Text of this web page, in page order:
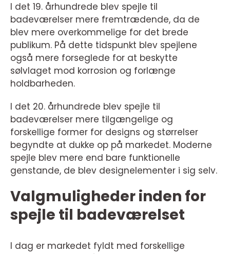
I det 19. århundrede blev spejle til
badeværelser mere fremtrædende, da de
blev mere overkommelige for det brede
publikum. På dette tidspunkt blev spejlene
også mere forseglede for at beskytte
sølvlaget mod korrosion og forlænge
holdbarheden.
I det 20. århundrede blev spejle til
badeværelser mere tilgængelige og
forskellige former for designs og størrelser
begyndte at dukke op på markedet. Moderne
spejle blev mere end bare funktionelle
genstande, de blev designelementer i sig selv.
Valgmuligheder inden for
spejle til badeværelset
I dag er markedet fyldt med forskellige